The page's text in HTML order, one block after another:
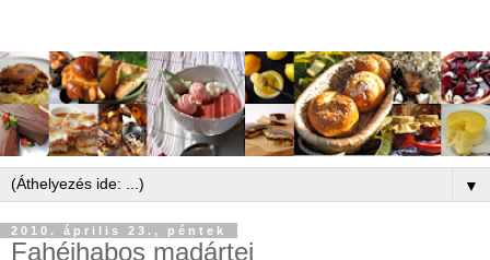
▼
2010. április 23., péntek
Fahéjhabos madártej